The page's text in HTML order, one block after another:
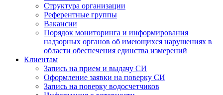
Структура организации
Референтные группы
Вакансии
Порядок мониторинга и информирования
надзорных органов об имеющихся нарушениях в
области обеспечения единства измерений
Клиентам
Запись на прием и выдачу СИ
Оформление заявки на поверку СИ
Запись на поверку водосчетчиков